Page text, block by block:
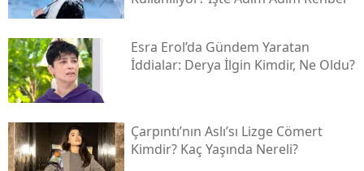
Esra Erol’da Gündem Yaratan
İddialar: Derya İlgin Kimdir, Ne Oldu?
Çarpıntı’nın Aslı’sı Lizge Cömert
Kimdir? Kaç Yaşında Nereli?